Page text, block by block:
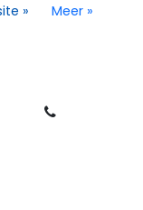
» Meer »